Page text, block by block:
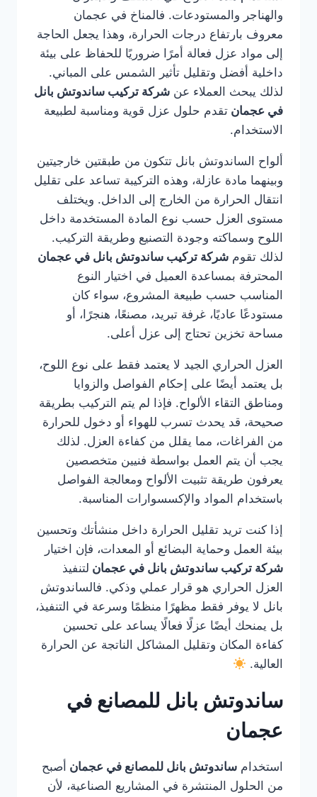
والهناجر والمستودعات. فالمناخ في عجمان
معروف بارتفاع درجات الحرارة، وهذا يجعل الحاجة
إلى مواد عزل فعالة أمرًا ضروريًا للحفاظ على بيئة
داخلية أفضل وتقليل تأثير الشمس على المباني.
لذلك يبحث العملاء عن شركة تركيب ساندوتش بانل
في عجمان تقدم حلول عزل قوية ومناسبة لطبيعة
الاستخدام.
ألواح الساندوتش بانل تتكون من طبقتين خارجيتين
وبينهما مادة عازلة، وهذه التركيبة تساعد على تقليل
انتقال الحرارة من الخارج إلى الداخل. ويختلف
مستوى العزل حسب نوع المادة المستخدمة داخل
اللوح وسماكته وجودة التصنيع وطريقة التركيب.
لذلك تقوم شركة تركيب ساندوتش بانل في عجمان
المحترفة بمساعدة العميل في اختيار النوع
المناسب حسب طبيعة المشروع، سواء كان
مستودعًا عاديًا، غرفة تبريد، مصنعًا، هنجرًا، أو
مساحة تخزين تحتاج إلى عزل أعلى.
العزل الحراري الجيد لا يعتمد فقط على نوع اللوح،
بل يعتمد أيضًا على إحكام الفواصل والزوايا
ومناطق التقاء الألواح. فإذا لم يتم التركيب بطريقة
صحيحة، قد يحدث تسرب للهواء أو دخول للحرارة
من الفراغات، مما يقلل من كفاءة العزل. لذلك
يجب أن يتم العمل بواسطة فنيين متخصصين
يعرفون طريقة تثبيت الألواح ومعالجة الفواصل
باستخدام المواد والإكسسوارات المناسبة.
إذا كنت تريد تقليل الحرارة داخل منشأتك وتحسين
بيئة العمل وحماية البضائع أو المعدات، فإن اختيار
شركة تركيب ساندوتش بانل في عجمان لتنفيذ
العزل الحراري هو قرار عملي وذكي. فالساندوتش
بانل لا يوفر فقط مظهرًا منظمًا وسرعة في التنفيذ،
بل يمنحك أيضًا عزلًا فعالًا يساعد على تحسين
كفاءة المكان وتقليل المشاكل الناتجة عن الحرارة
العالية.
ساندوتش بانل للمصانع في
عجمان
استخدام ساندوتش بانل للمصانع في عجمان أصبح
من الحلول المنتشرة في المشاريع الصناعية، لأن